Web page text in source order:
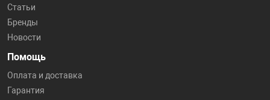
Статьи
Бренды
Новости
Помощь
Оплата и доставка
Гарантия